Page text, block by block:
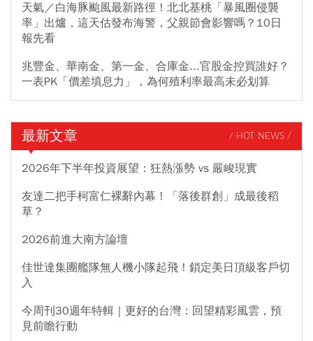
天氣／白海豚颱風最新路徑！北北基桃「暴風圈侵襲
率」出爐，這天估發布海警，父親節會影響嗎？10日
報先看
兆豐金、華南金、第一金、合庫金...官股金控買誰好？
一表PK「價差填息力」，為何殖利率最高未必划算
最新文章 / HOT NEWS /
2026年下半年投資展望：狂熱漲勢 vs 嚴峻現實
友達二把手柯富仁裸辭內幕！「落後群創」成最後稻
草？
2026前進大南方論壇
佳世達集團艦隊無人機小隊起飛！鎖定美日頂級客戶切
入
今周刊30週年特輯｜更好的台灣：回望精彩風雲，預
見前瞻行動